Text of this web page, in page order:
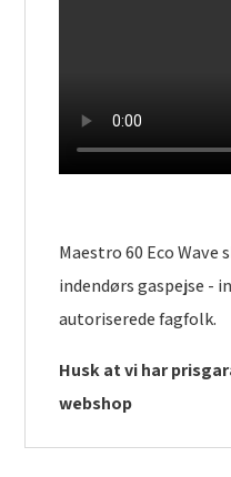
Maestro 60 Eco Wave
indendørs gaspejse -
autoriserede fagfolk.
Husk at vi har
webshop